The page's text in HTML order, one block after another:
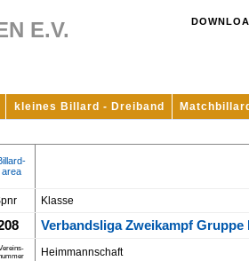
E.V.
kleines Billard - Dreiband
area
Klasse
Verbandsliga Zweikampf Gruppe
Heimmannschaft